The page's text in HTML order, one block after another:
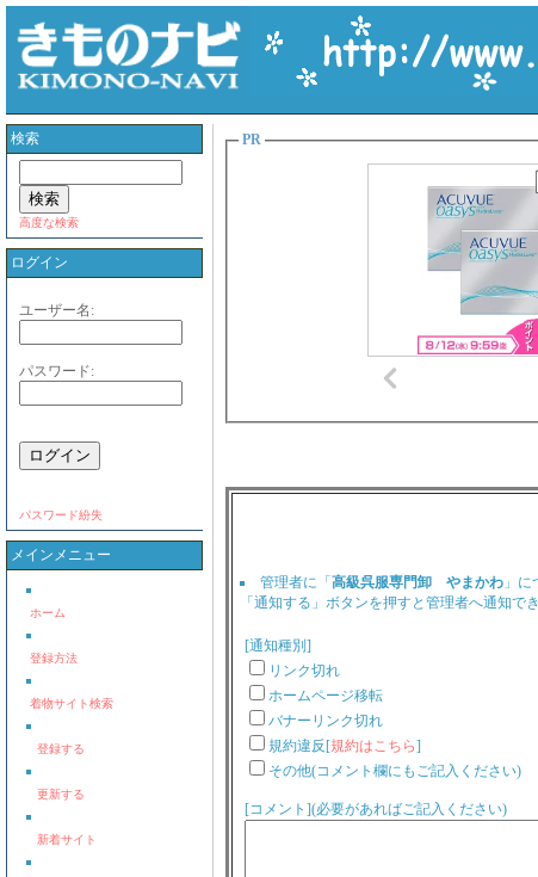
検索
高度な検索
ログイン
ユーザー名:
パスワード:
パスワード紛失
メインメニュー
ホーム
登録方法
着物サイト検索
登録する
更新する
新着サイト
PR
管理者に「 高級呉服専門卸 やまかわ 」
「通知する」ボタンを押すと管理者へ通知で
[通知種別]
リンク切れ
ホームページ移転
バナーリンク切れ
規約違反[規約はこちら]
その他(コメント欄にもご記入ください)
[コメント](必要があればご記入ください)